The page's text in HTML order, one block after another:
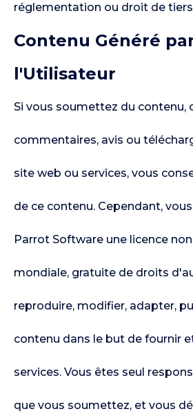
réglementation ou droit de
Contenu Généré
l'Utilisateur
Si vous soumettez du contenu,
commentaires, avis ou
site web ou services, vous
de ce contenu. Cependant,
Parrot Software une licence
mondiale, gratuite de droits
reproduire, modifier, adapter,
contenu dans le but de fournir
services. Vous êtes seul
que vous soumettez, et vous